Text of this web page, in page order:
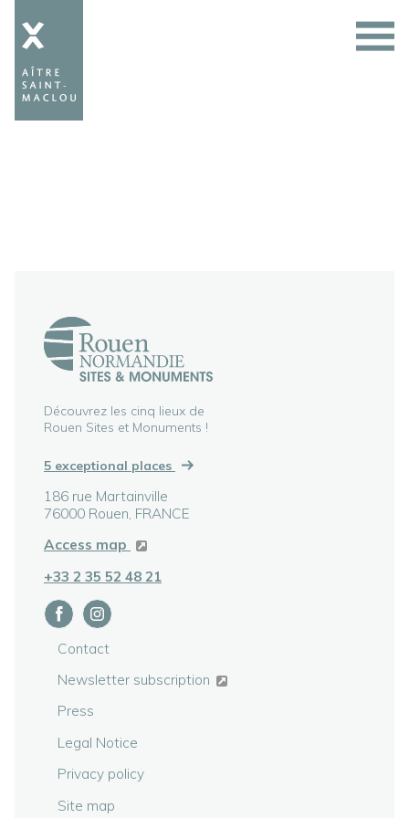
Découvrez les cinq lieux de
Rouen Sites et Monuments !
5 exceptional places
186 rue Martainville
76000 Rouen, FRANCE
Access map
+33 2 35 52 48 21
Contact
Newsletter subscription
Press
Legal Notice
Privacy policy
Site map